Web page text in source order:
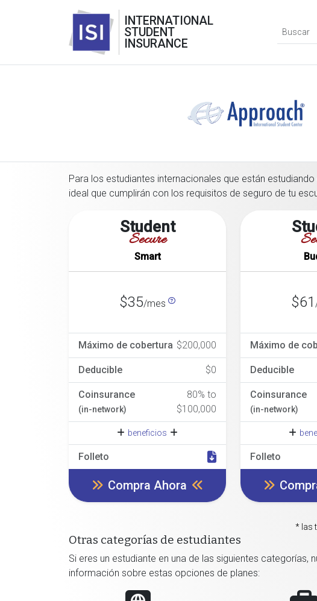
INTERNATIONAL
STUDENT
INSURANCE
Para los estudiantes internacionales que están
ideal que cumplirán con los requisitos de seguro de tu
Student
Secure
Smart
$35/mes
Máximo de cobertura $200,000
Deducible $0
Coinsurance
(in-network)
80% to
$100,000
beneficios
Folleto
Compra Ahora
$61
Máximo de
Deducible
Coinsurance
(in-network)
Folleto
* las
Otras categorías de estudiantes
Si eres un estudiante en una de las siguientes
información sobre estas opciones de planes: